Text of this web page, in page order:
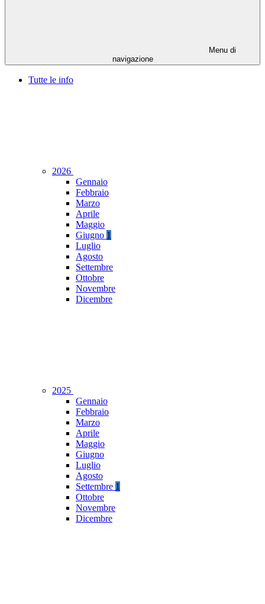
Menu di
navigazione
Tutte le info
2026
Gennaio
Febbraio
Marzo
Aprile
Maggio
Giugno 1
Luglio
Agosto
Settembre
Ottobre
Novembre
Dicembre
2025
Gennaio
Febbraio
Marzo
Aprile
Maggio
Giugno
Luglio
Agosto
Settembre 1
Ottobre
Novembre
Dicembre